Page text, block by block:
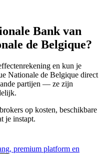
Bank van
de Belgique?
en kun je
Nationale de Belgique direct
partijen — ze zijn
op kosten, beschikbare
je instapt.
premium platform en